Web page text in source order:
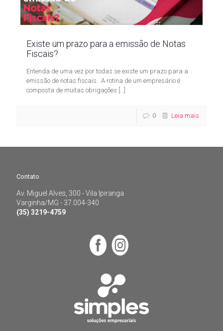
Existe um prazo para a emissão de Notas
Fiscais?
Entenda de uma vez por todas se existe um prazo para a
emissão de notas fiscais. A rotina de um empresário é
composta de muitas obrigações […]
0 Leia mais
Varginha/MG - 37.004-340
Menu
Contato
Av. Miguel Alves, 300 - Vila Ipiranga
Varginha/MG - 37.004-340
(35) 3219-4759